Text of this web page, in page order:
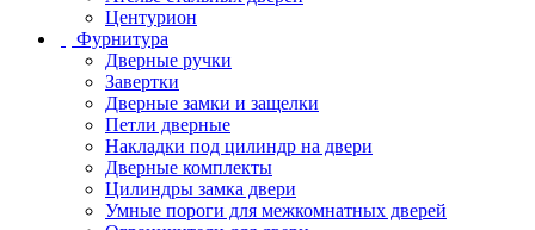
Центурион
Фурнитура
Дверные ручки
Завертки
Дверные замки и защелки
Петли дверные
Накладки под цилиндр на двери
Дверные комплекты
Цилиндры замка двери
Умные пороги для межкомнатных дверей